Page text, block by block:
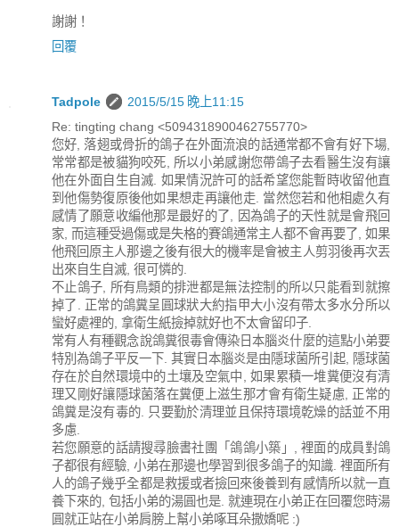
謝謝！
回覆
Tadpole
2015/5/15 晚上11:15
Re: tingting chang <5094318900462755770>
您好, 落翅或骨折的鴿子在外面流浪的話通常都不會有好下場,
常常都是被貓狗咬死, 所以小弟感謝您帶鴿子去看醫生沒有讓
他在外面自生自滅. 如果情況許可的話希望您能暫時收留他直
到他傷勢復原後他如果想走再讓他走. 當然您若和他相處久有
感情了願意收編他那是最好的了, 因為鴿子的天性就是會飛回
家, 而這種受過傷或是失格的賽鴿通常主人都不會再要了, 如果
他飛回原主人那邊之後有很大的機率是會被主人剪羽後再次丟
出來自生自滅, 很可憐的.
不止鴿子, 所有鳥類的排泄都是無法控制的所以只能看到就擦
掉了. 正常的鴿糞呈圓球狀大約指甲大小沒有帶太多水分所以
蠻好處裡的, 拿衛生紙撿掉就好也不太會留印子.
常有人有種觀念說鴿糞很毒會傳染日本腦炎什麼的這點小弟要
特別為鴿子平反一下. 其實日本腦炎是由隱球菌所引起, 隱球菌
存在於自然環境中的土壤及空氣中, 如果累積一堆糞便沒有清
理又剛好讓隱球菌落在糞便上滋生那才會有衛生疑慮, 正常的
鴿糞是沒有毒的. 只要勤於清理並且保持環境乾燥的話並不用
多慮.
若您願意的話請搜尋臉書社團「鴿鴿小築」, 裡面的成員對鴿
子都很有經驗, 小弟在那邊也學習到很多鴿子的知識. 裡面所有
人的鴿子幾乎全都是救援或者撿回來後養到有感情所以就一直
養下來的, 包括小弟的湯圓也是. 就連現在小弟正在回覆您時湯
圓就正站在小弟肩膀上幫小弟啄耳朵撒嬌呢 :)